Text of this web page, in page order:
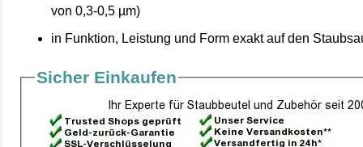
von 0,3-0,5 µm)
in Funktion, Leistung und Form exakt auf den
Sicher Einkaufen